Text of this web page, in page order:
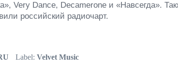
Very Dance, Decamerone и «Навсегда».
российский радиочарт.
Label: Velvet Music